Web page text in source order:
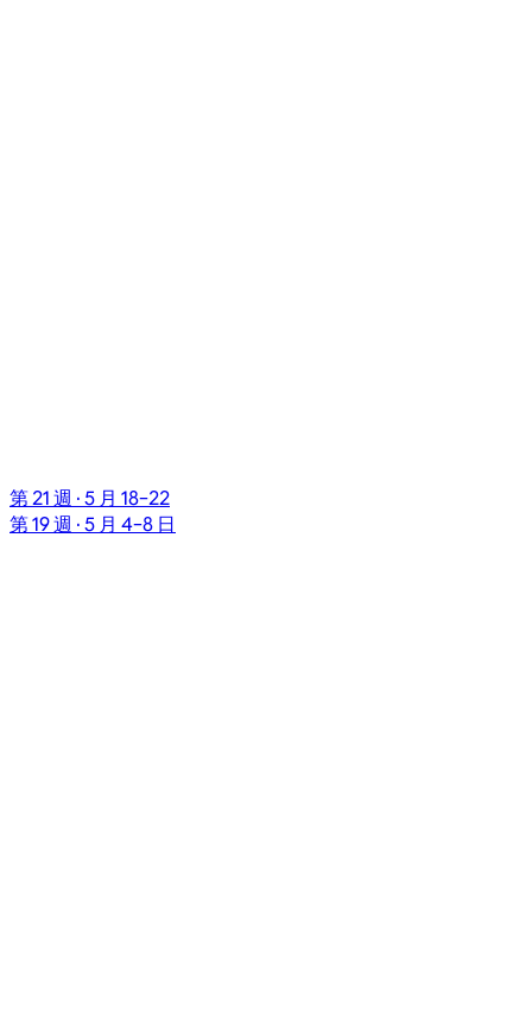
第 21 週 · 5 月 18–22
第 19 週 · 5 月 4–8 日